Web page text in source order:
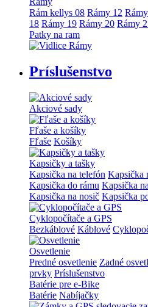
Rám kellys 08 Rámy 12
18 Rámy 19 Rámy 20 Rámy
Patky na ram
Príslušenstvo
Akciové sady
Fľaše a košíky
Fľaše Košíky
Kapsičky a tašky
Kapsička na telefón Kapsička
Kapsička do rámu Kapsička
Kapsička na nosič Kapsička
Cyklopočítače a GPS
Bezkáblové Káblové
Osvetlenie
Predné osvetlenie Zadné
prvky Príslušenstvo
Batérie pre e-Bike
Batérie Nabíjačky